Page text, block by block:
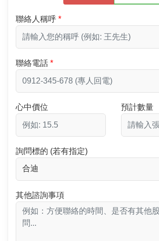
聯絡人稱呼
聯絡電話
心中價位
預計數量
詢問標的 (若有指定)
其他諮詢事項